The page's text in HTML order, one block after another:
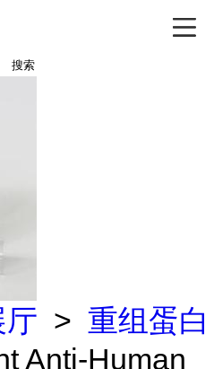
搜索
厅 > 重组蛋白
Anti-Human